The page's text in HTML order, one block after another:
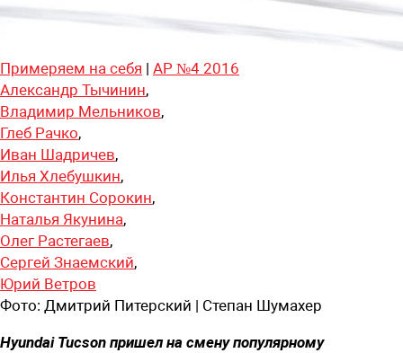
Примеряем на себя | АР №4 2016
Александр Тычинин,
Владимир Мельников,
Глеб Рачко,
Иван Шадричев,
Илья Хлебушкин,
Константин Сорокин,
Наталья Якунина,
Олег Растегаев,
Сергей Знаемский,
Юрий Ветров
Фото: Дмитрий Питерский | Степан Шумахер
Hyundai Tucson пришел на смену популярному